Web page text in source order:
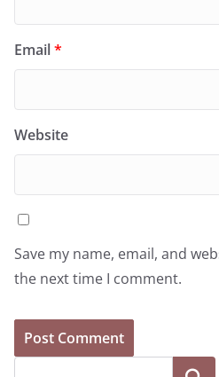
Email*
Website
Save my name, email, and
the next time I comment.